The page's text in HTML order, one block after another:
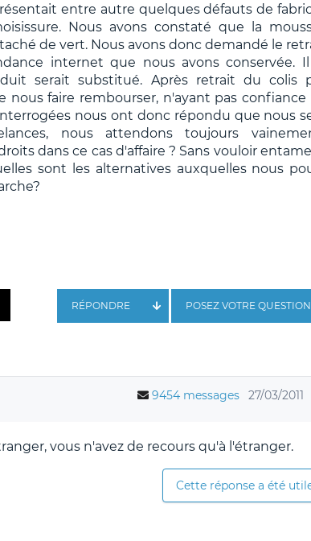
entre autre quelques défauts de
Nous avons constaté que la
de vert. Nous avons donc demandé le
internet que nous avons conservée.
serait substitué. Après retrait du colis
nous faire rembourser, n'ayant pas confiance
nous ont donc répondu que nous
nous attendons toujours
dans ce cas d'affaire ? Sans vouloir
sont les alternatives auxquelles nous
POSEZ VOTRE QUESTION
RÉPONDRE
9454 messages 27/03/2011
vous n'avez de recours qu'à l'étranger.
Cette réponse a été